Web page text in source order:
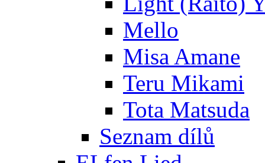
Mello
Misa Amane
Teru Mikami
Tota Matsuda
Seznam dílů